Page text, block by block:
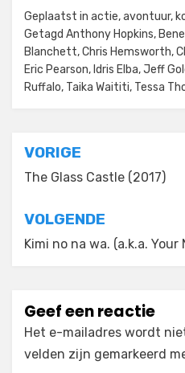
Geplaatst in actie,avontuur,
Getagd Anthony Hopkins,
Blanchett,Chris Hemsworth,
Eric Pearson, Idris Elba,Jeff
Ruffalo, Taika Waititi, Tessa
Bericht
navigatie
VORIGE
The Glass Castle (2017)
VOLGENDE
Kimi no na wa. (a.k.a. Your
Geef een reactie
Het e-mailadres wordt
velden zijn gemarkeerd